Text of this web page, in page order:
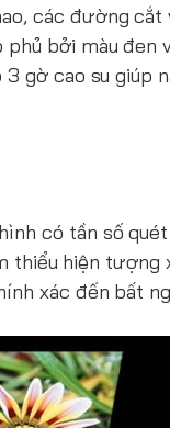
các đường
bởi màu đen
gờ cao su giúp
có tần số
thiểu hiện
xác đến bất